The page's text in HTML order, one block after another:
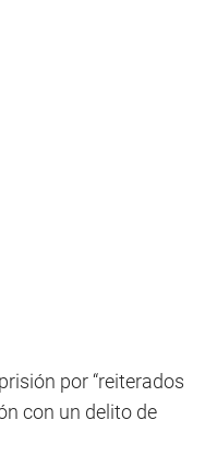
por “reiterados
con un delito de